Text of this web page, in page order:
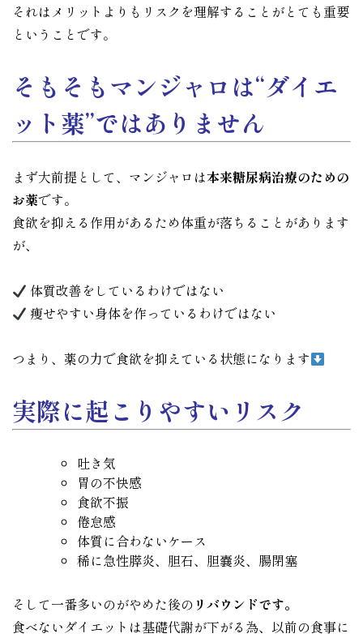
それはメリットよりもリスクを理解することがとても重要
ということです。
そもそもマンジャロは“ダイエ
ット薬”ではありません
まず大前提として、マンジャロは本来糖尿病治療のための
お薬です。
食欲を抑える作用があるため体重が落ちることがあります
が、
体質改善をしているわけではない
痩せやすい身体を作っているわけではない
つまり、薬の力で食欲を抑えている状態になります
実際に起こりやすいリスク
吐き気
胃の不快感
食欲不振
倦怠感
体質に合わないケース
稀に急性膵炎、胆石、胆嚢炎、腸閉塞
そして一番多いのがやめた後の リバウンドです。
食べないダイエットは基礎代謝が下がる為、以前の食事に